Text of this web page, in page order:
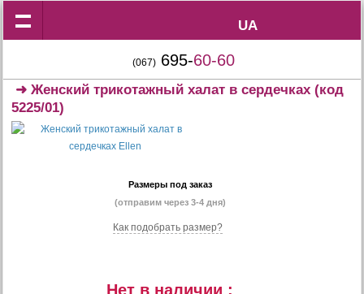
UA
UA
(067) 695-60-60
➜Женский трикотажный халат в сердечках (код
5225/01)
Размеры под заказ
(отправим через 3-4 дня)
Как подобрать размер?
Нет в наличии :